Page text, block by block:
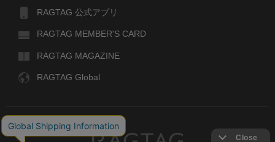
RAGTAG 公式アプリ
RAGTAG MEMBER'S CARD
RAGTAG MAGAZINE
RAGTAG Global